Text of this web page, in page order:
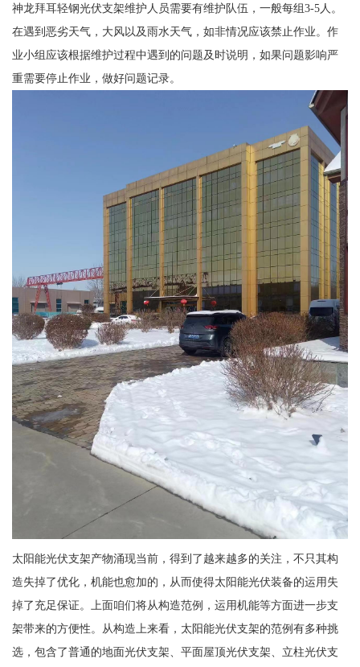
神龙拜耳轻钢光伏支架维护人员需要有维护队伍，一般每组3-5人。
在遇到恶劣天气，大风以及雨水天气，如非情况应该禁止作业。作
业小组应该根据维护过程中遇到的问题及时说明，如果问题影响严
重需要停止作业，做好问题记录。
太阳能光伏支架产物涌现当前，得到了越来越多的关注，不只其构
造失掉了优化，机能也愈加的，从而使得太阳能光伏装备的运用失
掉了充足保证。上面咱们将从构造范例，运用机能等方面进一步支
架带来的方便性。从构造上来看，太阳能光伏支架的范例有多种挑
选，包含了普通的地面光伏支架、平面屋顶光伏支架、立柱光伏支